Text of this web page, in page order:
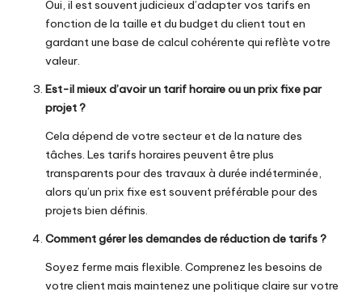
Oui, il est souvent judicieux d’adapter vos tarifs en
fonction de la taille et du budget du client tout en
gardant une base de calcul cohérente qui reflète votre
valeur.
Est-il mieux d’avoir un tarif horaire ou un prix fixe par
projet ?
Cela dépend de votre secteur et de la nature des
tâches. Les tarifs horaires peuvent être plus
transparents pour des travaux à durée indéterminée,
alors qu’un prix fixe est souvent préférable pour des
projets bien définis.
Comment gérer les demandes de réduction de tarifs ?
Soyez ferme mais flexible. Comprenez les besoins de
votre client mais maintenez une politique claire sur votre